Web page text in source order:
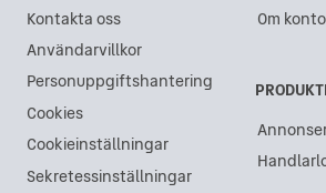
Kontakta oss
Användarvillkor
Personuppgiftshantering
Cookies
Cookieinställningar
Sekretessinställningar
Om